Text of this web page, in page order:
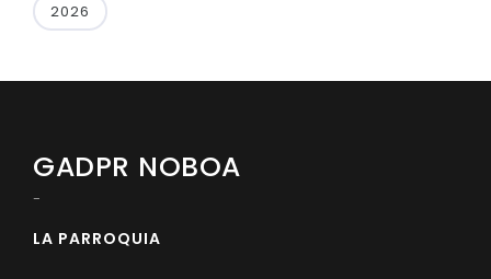
2026
GADPR NOBOA
-
LA PARROQUIA